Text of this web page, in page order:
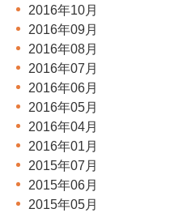
2016年10月
2016年09月
2016年08月
2016年07月
2016年06月
2016年05月
2016年04月
2016年01月
2015年07月
2015年06月
2015年05月